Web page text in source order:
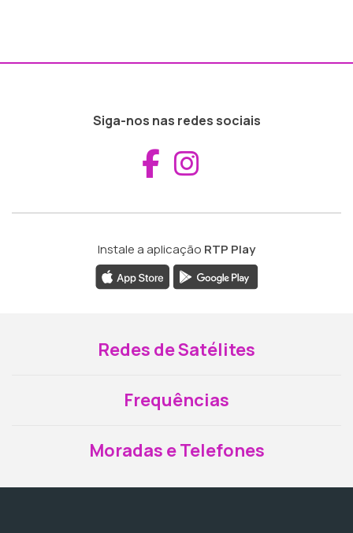
Siga-nos nas redes sociais
Aceder ao
Instale a aplicação RTP Play
Redes de Satélites
Frequências
Moradas e Telefones